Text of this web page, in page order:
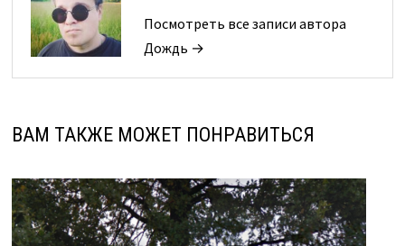
Посмотреть все записи автора
Дождь →
ВАМ ТАКЖЕ МОЖЕТ ПОНРАВИТЬСЯ